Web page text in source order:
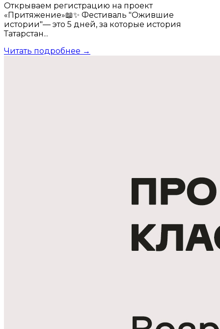
Открываем регистрацию на проект
«Притяжение»📖✨ Фестиваль "Ожившие
истории"— это 5 дней, за которые история
Татарстан...
Читать подробнее →